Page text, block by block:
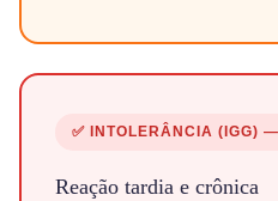
✅ INTOLERÂNCIA (IGG)
Reação tardia e crônica